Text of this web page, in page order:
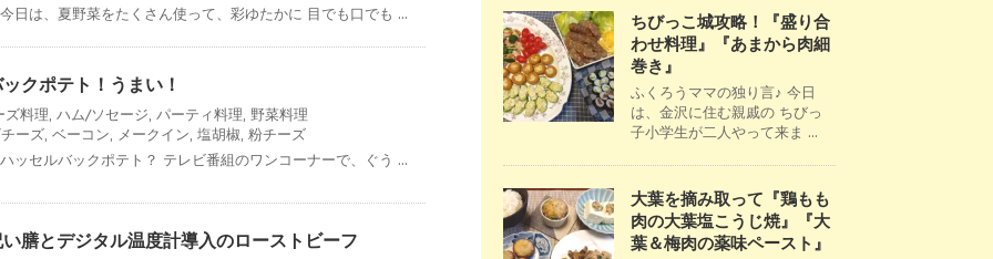
日は、夏野菜をたくさん使って、彩ゆたかに 目でも口でも ...
クポテト！うまい！
ズ料理, ハム/ソセージ, パーティ料理, 野菜料理
ーズ, ベーコン, メークイン, 塩胡椒, 粉チーズ
ッセルバックポテト？ テレビ番組のワンコーナーで、ぐう ...
い膳とデジタル温度計導入のローストビーフ
ちびっこ城攻略！『盛り合
わせ料理』『あまから肉細
巻き』
ふくろうママの独り言♪ 今日
は、金沢に住む親戚の ちびっ
子小学生が二人やって来ま ...
大葉を摘み取って『鶏もも
肉の大葉塩こうじ焼』『大
葉＆梅肉の薬味ペースト』